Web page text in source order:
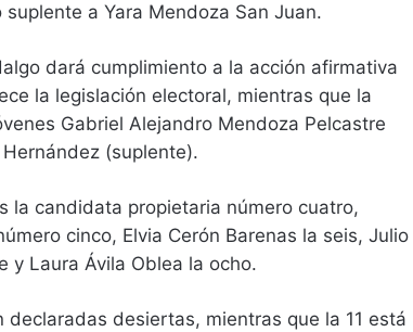
a Yara Mendoza San Juan.
dará cumplimiento a la acción afirmativa
la legislación electoral, mientras que la
Gabriel Alejandro Mendoza Pelcastre
(suplente).
la candidata propietaria número cuatro,
cinco, Elvia Cerón Barenas la seis, Julio
y Laura Ávila Oblea la ocho.
declaradas desiertas, mientras que la 11 está